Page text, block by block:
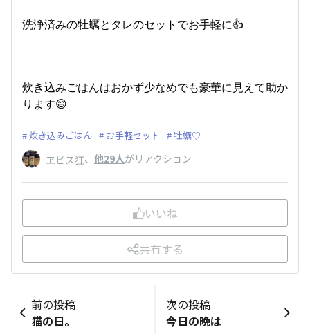
洗浄済みの牡蠣とタレのセットでお手軽に👍
炊き込みごはんはおかず少なめでも豪華に見えて助か
ります😄
炊き込みごはん お手軽セット 牡蠣♡
ヱビス狂、 他29人がリアクション
いいね
共有する
前の投稿
猫の日。
次の投稿
今日の晩は